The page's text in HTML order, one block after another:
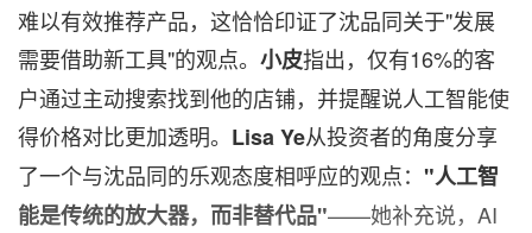
难以有效推荐产品，这恰恰印证了沈品同关于"发展
需要借助新工具"的观点。 小皮指出，仅有16%的客
户通过主动搜索找到他的店铺，并提醒说人工智能使
得价格对比更加透明。 Lisa Ye从投资者的角度分享
了一个与沈品同的乐观态度相呼应的观点： "人工智
能是传统的放大器，而非替代品"——她补充说，AI